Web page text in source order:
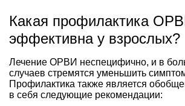
Какая профилактика
эффективна у взрослых?
Лечение ОРВИ неспецифично, и в
случаев стремятся уменьшить
Профилактика также является
в себя следующие рекомендации: